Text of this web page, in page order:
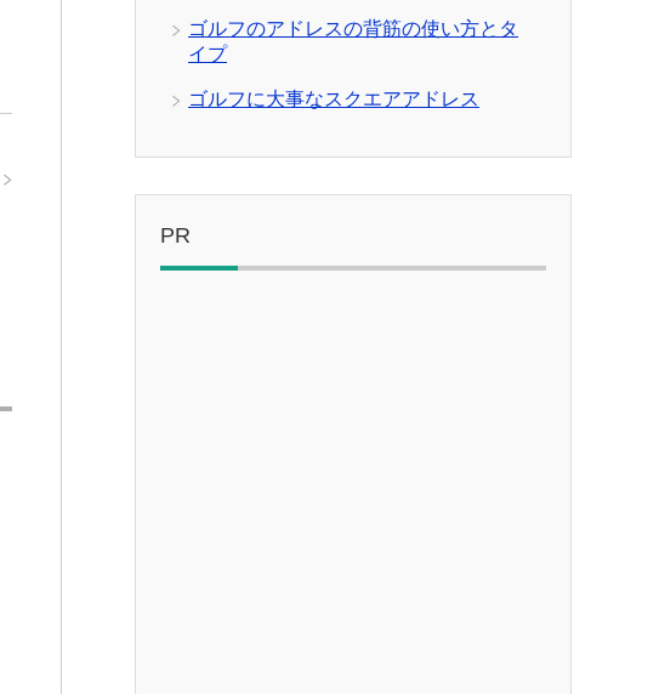
ゴルフのアドレスの背筋の使い方とタ
イプ
ゴルフに大事なスクエアアドレス
PR